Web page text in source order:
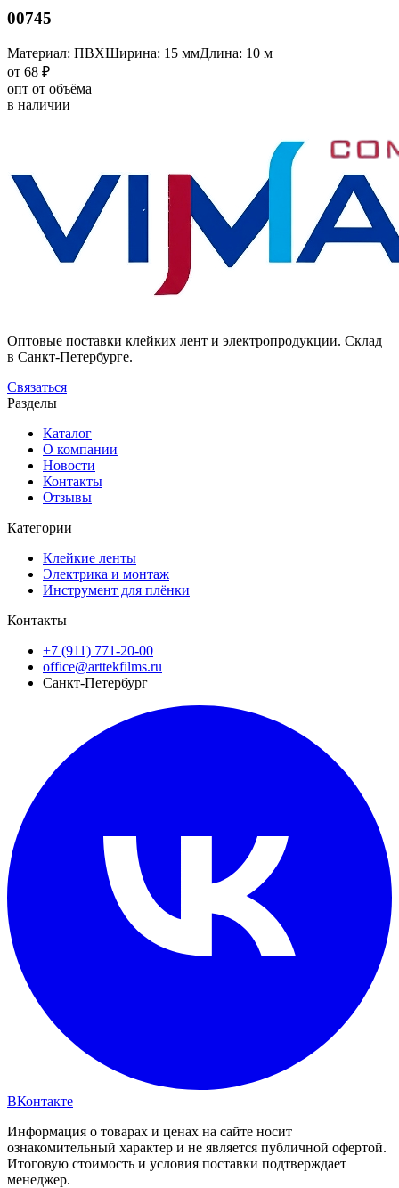
00745
Материал: ПВХШирина: 15 ммДлина: 10 м
от 68 ₽
опт от объёма
в наличии
Оптовые поставки клейких лент и электропродукции. Склад
в Санкт-Петербурге.
Связаться
Разделы
Каталог
О компании
Новости
Контакты
Отзывы
Категории
Клейкие ленты
Электрика и монтаж
Инструмент для плёнки
Контакты
+7 (911) 771-20-00
office@arttekfilms.ru
Санкт-Петербург
ВКонтакте
Информация о товарах и ценах на сайте носит
ознакомительный характер и не является публичной офертой.
Итоговую стоимость и условия поставки подтверждает
менеджер.